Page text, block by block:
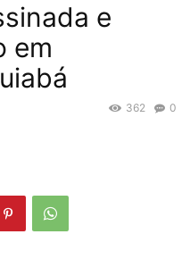
e
em
0
362